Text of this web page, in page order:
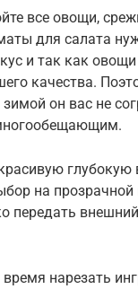
все овощи,
для салата
и так как
качества.
он вас не
на
передать
нарезать